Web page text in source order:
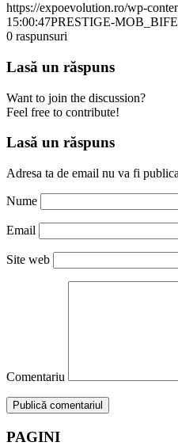
https://expoevolution.ro/wp-
15:00:47PRESTIGE-
0 raspunsuri
Lasă un răspuns
Want to join the discussion?
Feel free to contribute!
Lasă un răspuns
Adresa ta de email nu va fi
Nume
Email
Site web
Comentariu
PAGINI